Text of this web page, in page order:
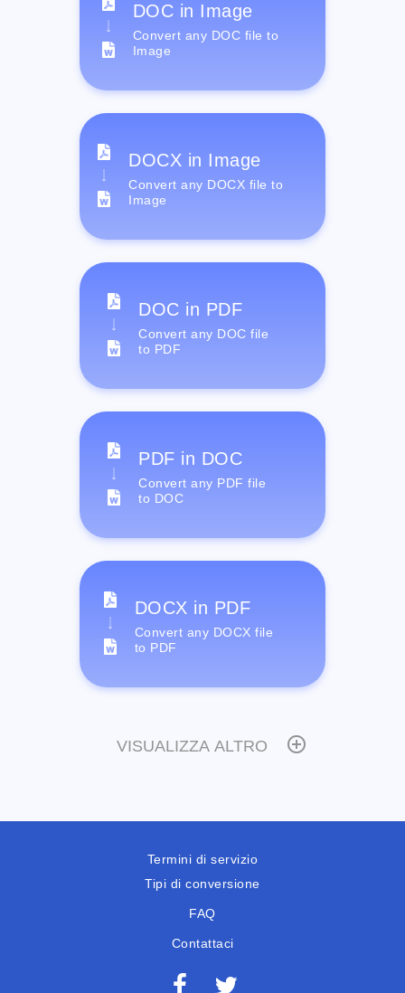
DOC in Image
Convert any DOC file to
Image
DOCX in Image
Convert any DOCX file to
Image
DOC in PDF
Convert any DOC file
to PDF
PDF in DOC
Convert any PDF file
to DOC
DOCX in PDF
Convert any DOCX file
to PDF
VISUALIZZA ALTRO
Termini di servizio
Tipi di conversione
FAQ
Contattaci